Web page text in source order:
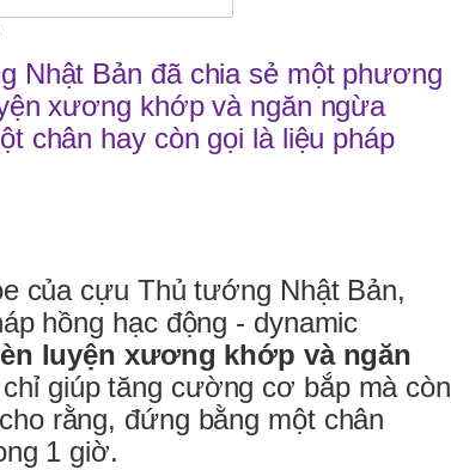
Nhật Bản đã chia sẻ một phương
xương khớp và ngăn ngừa
chân hay còn gọi là liệu pháp
của cựu Thủ tướng Nhật Bản,
hồng hạc động - dynamic
luyện xương khớp và ngăn
giúp tăng cường cơ bắp mà còn
rằng, đứng bằng một chân
1 giờ.